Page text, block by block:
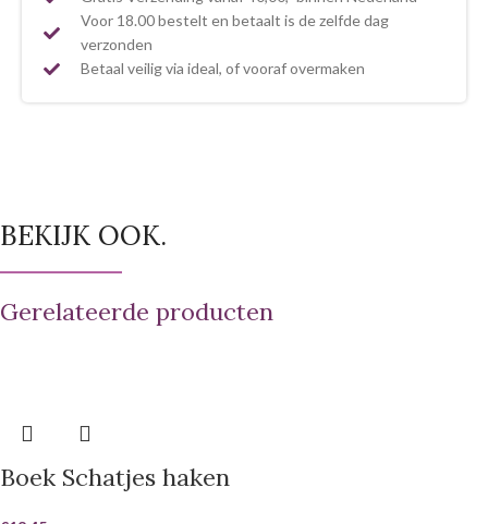
Voor 18.00 bestelt en betaalt is de zelfde dag
verzonden
Betaal veilig via ideal, of vooraf overmaken
BEKIJK OOK.
Gerelateerde producten
Boek Schatjes haken